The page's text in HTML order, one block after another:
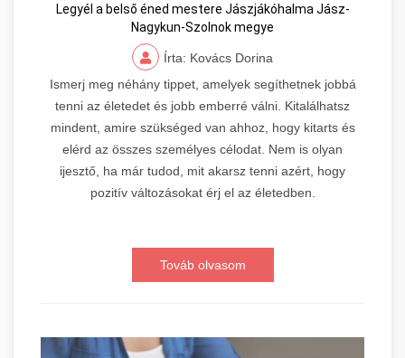
Legyél a belső éned mestere Jászjákóhalma Jász-
Nagykun-Szolnok megye
Írta: Kovács Dorina
Ismerj meg néhány tippet, amelyek segíthetnek jobbá
tenni az életedet és jobb emberré válni. Kitalálhatsz
mindent, amire szükséged van ahhoz, hogy kitarts és
elérd az összes személyes célodat. Nem is olyan
ijesztő, ha már tudod, mit akarsz tenni azért, hogy
pozitív változásokat érj el az életedben.
Továb olvasom